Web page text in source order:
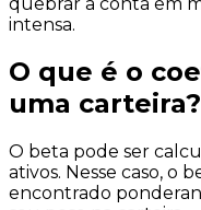
intensa.
O que é o
uma carteira?
O beta pode ser
ativos. Nesse caso, o
encontrado